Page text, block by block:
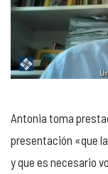
Antonia toma
presentación «que
y que es necesario